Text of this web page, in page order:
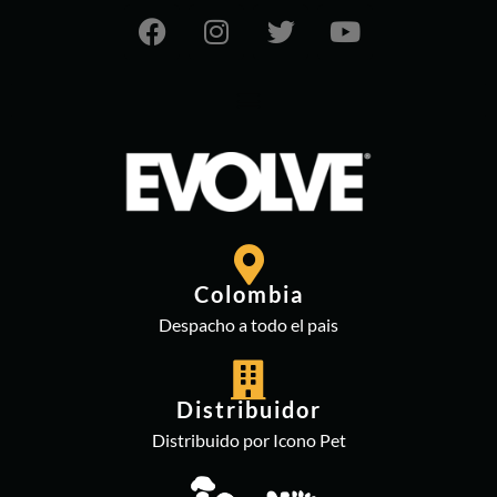
Colombia
Despacho a todo el pais
Distribuidor
Distribuido por Icono Pet